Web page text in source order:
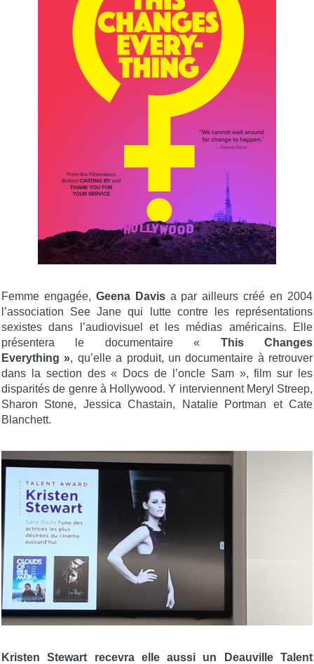
Femme engagée, Geena Davisa par ailleurs créé en 2004
l’association See Jane qui lutte contre les représentations
sexistes dans l’audiovisuel et les médias américains. Elle
présentera le documentaire « This Changes
Everything », qu’elle a produit, un documentaire à retrouver
dans la section des « Docs de l’oncle Sam », film sur les
disparités de genre à Hollywood. Y interviennent Meryl Streep,
Sharon Stone, Jessica Chastain, Natalie Portman et Cate
Blanchett.
Kristen Stewart recevra elle aussi un Deauville Talent